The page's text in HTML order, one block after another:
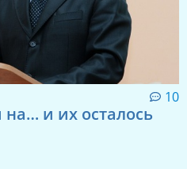
10
на… и их осталось